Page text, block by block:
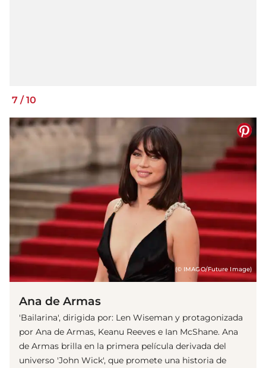
7 /10
(© IMAGO/Future Image)
Ana de Armas
'Bailarina', dirigida por: Len Wiseman y protagonizada
por Ana de Armas, Keanu Reeves e Ian McShane. Ana
de Armas brilla en la primera película derivada del
universo 'John Wick', que promete una historia de